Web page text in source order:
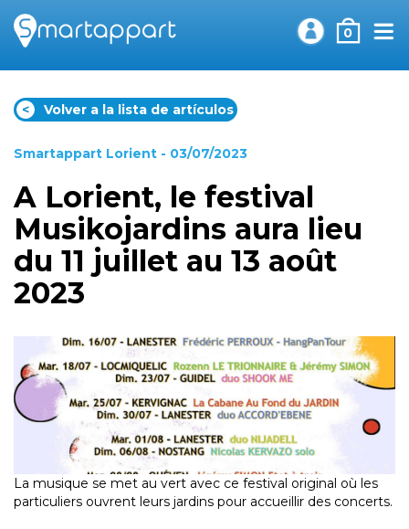
0
< Volver a la lista de artículos
Smartappart Lorient - 03/07/2023
A Lorient, le festival
Musikojardins aura lieu
du 11 juillet au 13 août
2023
La musique se met au vert avec ce festival original où les
particuliers ouvrent leurs jardins pour accueillir des concerts.